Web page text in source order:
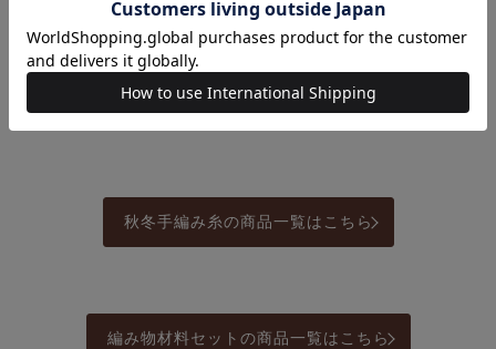
メール便10個まで可
110 税込
カートに入れる
メール便10個まで可
税込
カートに入れる
秋冬手編み糸の商品一覧はこちら
編み物材料セットの商品一覧はこちら